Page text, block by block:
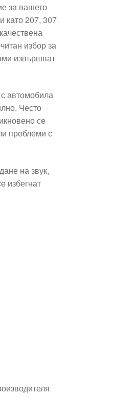
за вашето
като 207, 307
избор за
извършват
автомобила
Често
се
проблеми с
на звук,
избегнат